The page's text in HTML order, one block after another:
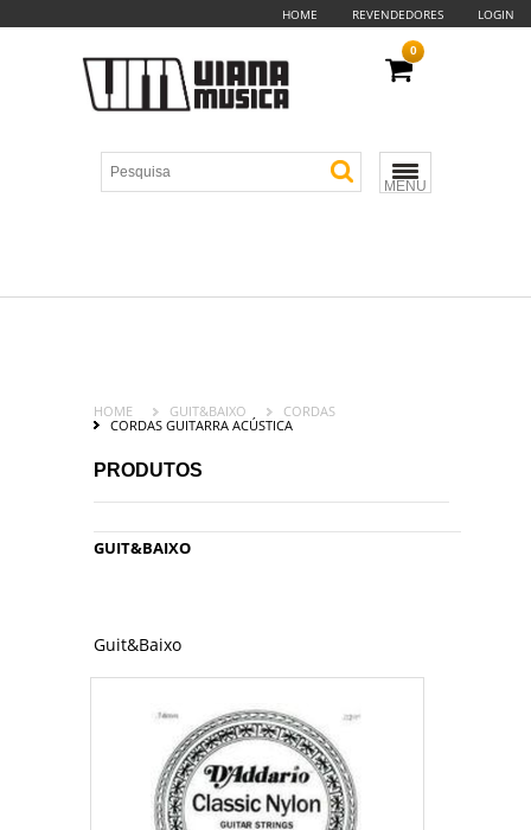
HOME REVENDEDORES LOGIN
MENU
0
HOME GUIT&BAIXO
CORDAS
CORDAS GUITARRA ACÚSTICA
PRODUTOS
GUIT&BAIXO
Guit&Baixo